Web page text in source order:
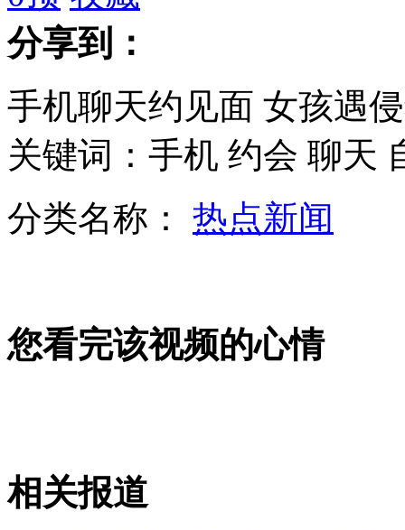
网友曝公安部车管处副处长叫刘雪梅
杭州地铁站仅开通五天出现渗水
医院百强榜出炉 专家称看病不能全照榜单
高中生用甄嬛传取代老师上课
大三男生猝死 疑熬夜过多
女孩北京地铁殴打老人 痛下狠手拳打脚踢
分享到：
手机聊天约见面 女孩遇
关键词：手机 约会 聊天
分类名称： 热点新闻
您看完该视频的心情
相关报道